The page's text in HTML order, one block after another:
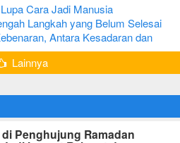
Cara Jadi Manusia
Langkah yang Belum Selesai
Antara Kesadaran dan
Lainnya
Penghujung Ramadan